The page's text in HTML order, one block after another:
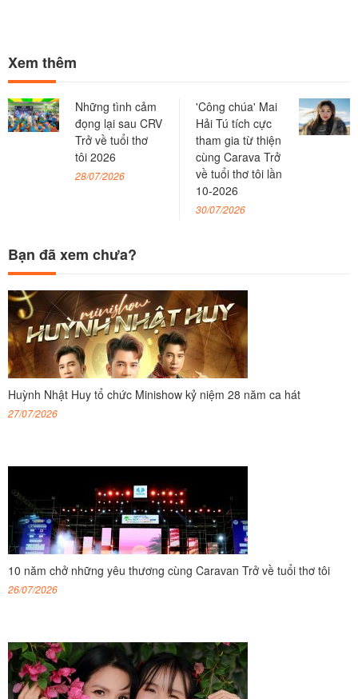
Xem thêm
Những tình cảm
đọng lại sau CRV
Trở về tuổi thơ
tôi 2026
28/07/2026
'Công chúa' Mai
Hải Tú tích cực
tham gia từ thiện
cùng Carava Trở
về tuổi thơ tôi lần
10-2026
30/07/2026
Bạn đã xem chưa?
Huỳnh Nhật Huy tổ chức Minishow kỷ niệm 28 năm ca hát
27/07/2026
10 năm chở những yêu thương cùng Caravan Trở về tuổi thơ tôi
26/07/2026